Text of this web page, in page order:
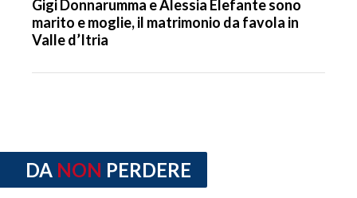
Gigi Donnarumma e Alessia Elefante sono
marito e moglie, il matrimonio da favola in
Valle d’Itria
DA NON PERDERE